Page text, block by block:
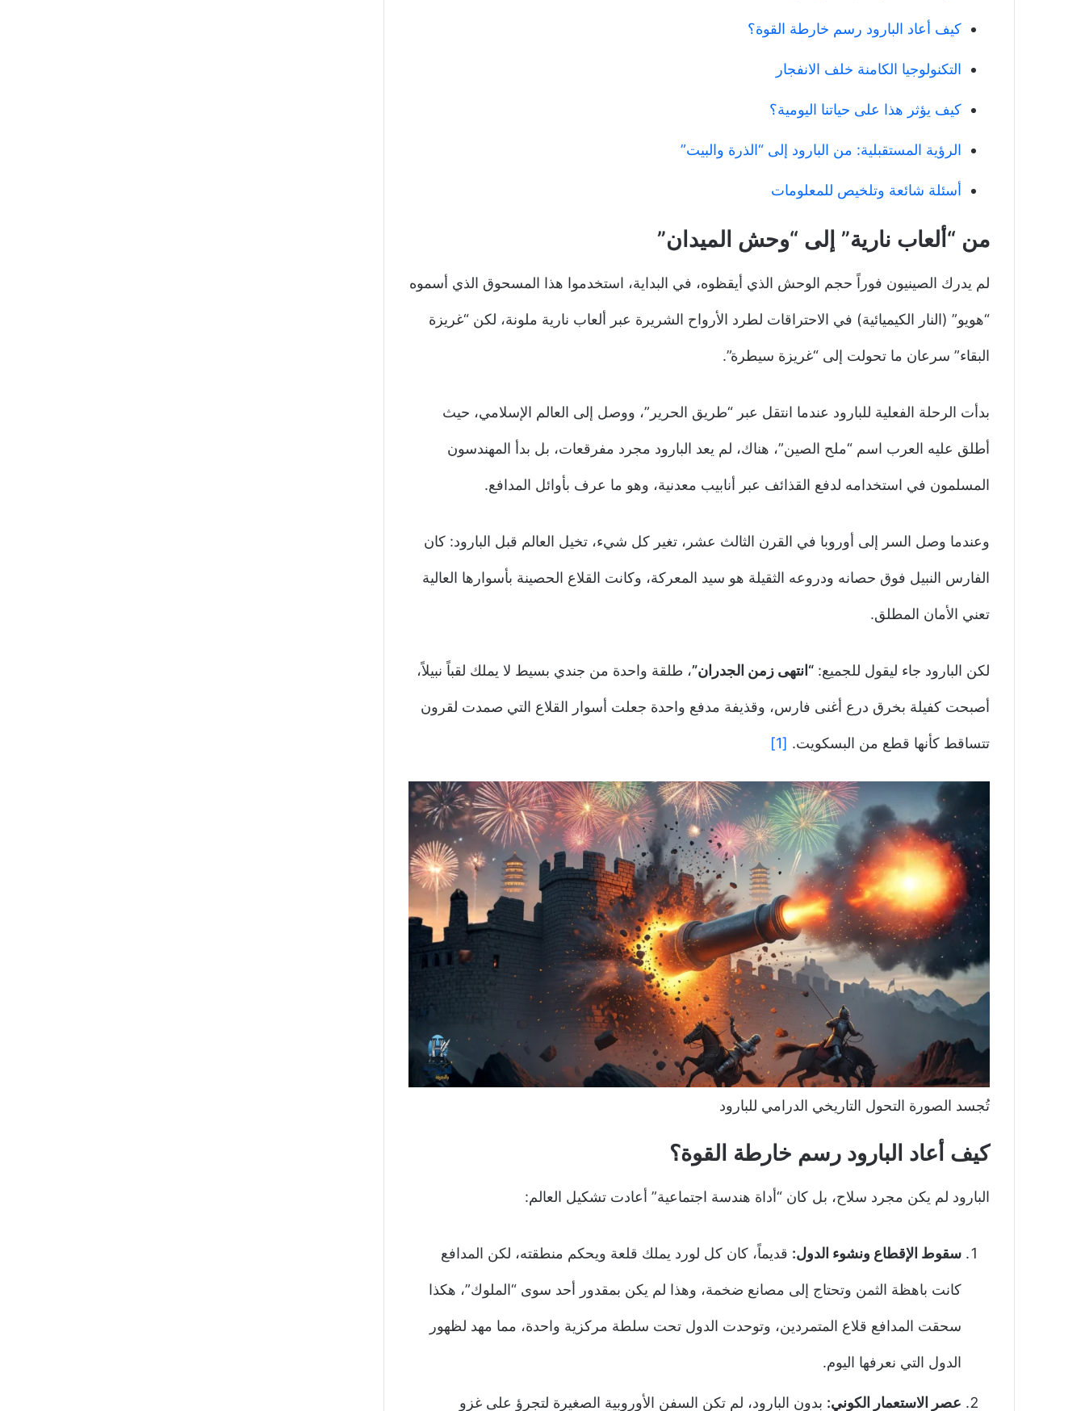
كيف أعاد البارود رسم خارطة القوة؟
التكنولوجيا الكامنة خلف الانفجار
كيف يؤثر هذا على حياتنا اليومية؟
الرؤية المستقبلية: من البارود إلى “الذرة والبيت”
أسئلة شائعة وتلخيص للمعلومات
من “ألعاب نارية” إلى “وحش الميدان”
لم يدرك الصينيون فوراً حجم الوحش الذي أيقظوه، في البداية، استخدموا هذا المسحوق الذي أسموه
“هويو” (النار الكيميائية) في الاحتراقات لطرد الأرواح الشريرة عبر ألعاب نارية ملونة، لكن “غريزة
البقاء” سرعان ما تحولت إلى “غريزة سيطرة”.
بدأت الرحلة الفعلية للبارود عندما انتقل عبر “طريق الحرير”، ووصل إلى العالم الإسلامي، حيث
أطلق عليه العرب اسم “ملح الصين”، هناك، لم يعد البارود مجرد مفرقعات، بل بدأ المهندسون
المسلمون في استخدامه لدفع القذائف عبر أنابيب معدنية، وهو ما عرف بأوائل المدافع.
وعندما وصل السر إلى أوروبا في القرن الثالث عشر، تغير كل شيء، تخيل العالم قبل البارود: كان
الفارس النبيل فوق حصانه ودروعه الثقيلة هو سيد المعركة، وكانت القلاع الحصينة بأسوارها العالية
تعني الأمان المطلق.
لكن البارود جاء ليقول للجميع: “انتهى زمن الجدران”، طلقة واحدة من جندي بسيط لا يملك لقباً نبيلاً،
أصبحت كفيلة بخرق درع أغنى فارس، وقذيفة مدفع واحدة جعلت أسوار القلاع التي صمدت لقرون
تتساقط كأنها قطع من البسكويت. [1]
تُجسد الصورة التحول التاريخي الدرامي للبارود
كيف أعاد البارود رسم خارطة القوة؟
البارود لم يكن مجرد سلاح، بل كان “أداة هندسة اجتماعية” أعادت تشكيل العالم:
سقوط الإقطاع ونشوء الدول: قديماً، كان كل لورد يملك قلعة ويحكم منطقته، لكن المدافع
كانت باهظة الثمن وتحتاج إلى مصانع ضخمة، وهذا لم يكن بمقدور أحد سوى “الملوك”، هكذا
سحقت المدافع قلاع المتمردين، وتوحدت الدول تحت سلطة مركزية واحدة، مما مهد لظهور
الدول التي نعرفها اليوم.
عصر الاستعمار الكوني: بدون البارود، لم تكن السفن الأوروبية الصغيرة لتجرؤ على غزو